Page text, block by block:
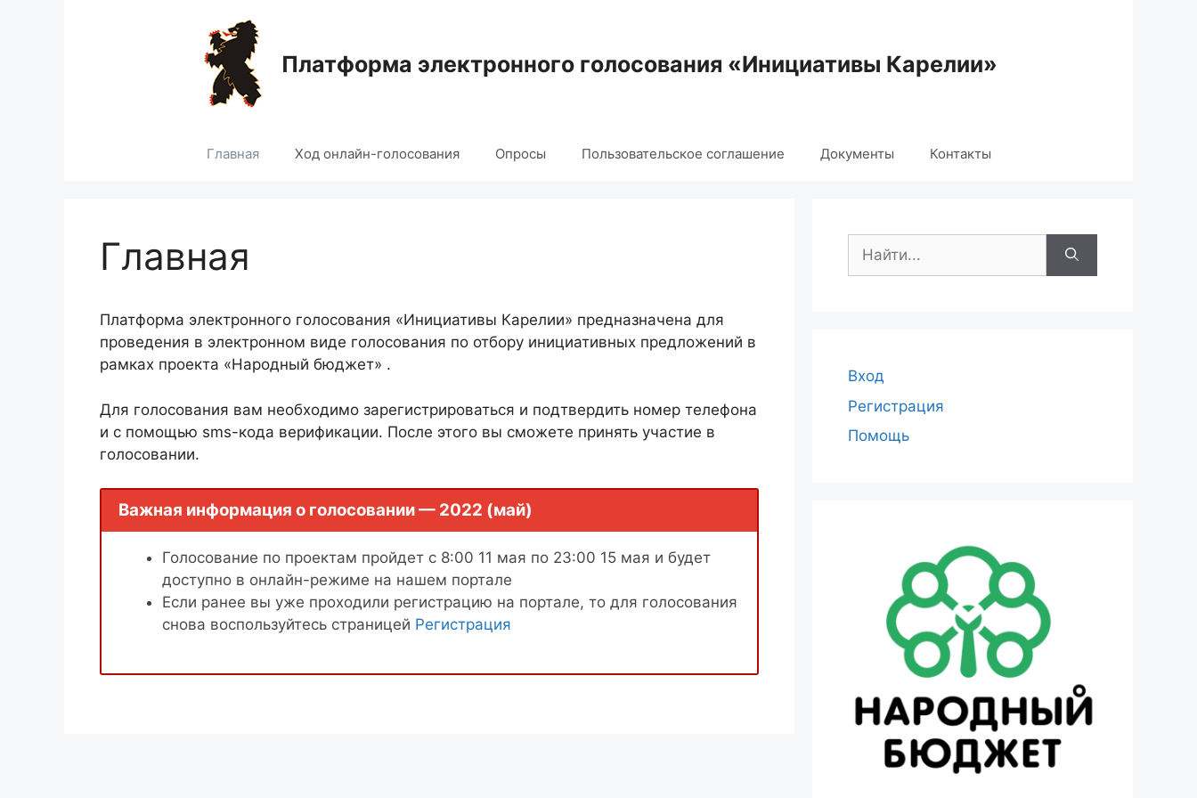
Платформа электронного голосования «Инициативы Карелии»
Главная Ход онлайн-голосования Опросы Пользовательское соглашение Документы Контакты
Главная
Платформа электронного голосования «Инициативы Карелии» предназначена для
проведения в электронном виде голосования по отбору инициативных предложений в
рамках проекта «Народный бюджет» .
Для голосования вам необходимо зарегистрироваться и подтвердить номер телефона
и с помощью sms-кода верификации. После этого вы сможете принять участие в
голосовании.
Важная информация о голосовании — 2022 (май)
Голосование по проектам пройдет с 8:00 11 мая по 23:00 15 мая и будет
доступно в онлайн-режиме на нашем портале
Если ранее вы уже проходили регистрацию на портале, то для голосования
снова воспользуйтесь страницей Регистрация
Поиск:
Вход
Регистрация
Помощь